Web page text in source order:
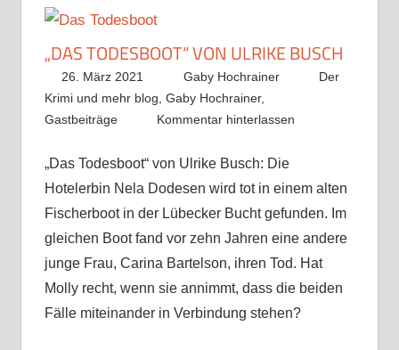
„DAS TODESBOOT“ VON ULRIKE BUSCH
26. März 2021 Gaby Hochrainer
Der
Krimi und mehr blog Gaby Hochrainer,
Gastbeiträge
Kommentar hinterlassen
„Das Todesboot“ von Ulrike Busch: Die
Hotelerbin Nela Dodesen wird tot in einem alten
Fischerboot in der Lübecker Bucht gefunden. Im
gleichen Boot fand vor zehn Jahren eine andere
junge Frau, Carina Bartelson, ihren Tod. Hat
Molly recht, wenn sie annimmt, dass die beiden
Fälle miteinander in Verbindung stehen?